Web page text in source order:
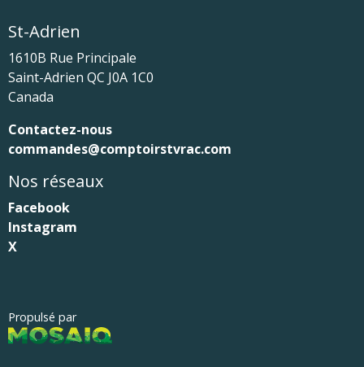
St-Adrien
1610B Rue Principale
Saint-Adrien QC J0A 1C0
Canada
Contactez-nous
commandes@comptoirstvrac.com
Nos réseaux
Facebook
Instagram
X
Propulsé par